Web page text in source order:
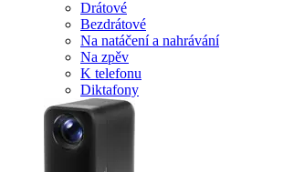
Drátové
Bezdrátové
Na natáčení a nahrávání
Na zpěv
K telefonu
Diktafony